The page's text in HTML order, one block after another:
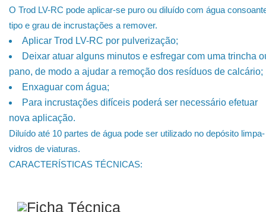
O Trod LV-RC pode aplicar-se puro ou diluído com água
tipo e grau de incrustações a remover.
Aplicar Trod LV-RC por pulverização;
Deixar atuar alguns minutos e esfregar com uma trincha
pano, de modo a ajudar a remoção dos resíduos de calcário;
Enxaguar com água;
Para incrustações difíceis poderá ser necessário efetuar
nova aplicação.
Diluído até 10 partes de água pode ser utilizado no depósito limpa-
vidros de viaturas.
CARACTERÍSTICAS TÉCNICAS: